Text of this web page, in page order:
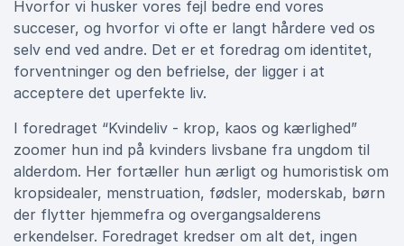
Hvorfor vi husker vores fejl bedre end vores
succeser, og hvorfor vi ofte er langt hårdere ved os
selv end ved andre. Det er et foredrag om identitet,
forventninger og den befrielse, der ligger i at
acceptere det uperfekte liv.
I foredraget “Kvindeliv - krop, kaos og kærlighed”
zoomer hun ind på kvinders livsbane fra ungdom til
alderdom. Her fortæller hun ærligt og humoristisk om
kropsidealer, menstruation, fødsler, moderskab, børn
der flytter hjemmefra og overgangsalderens
erkendelser. Foredraget kredser om alt det, ingen